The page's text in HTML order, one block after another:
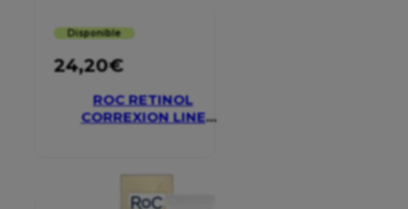
Disponible
24,20€
ROC RETINOL
CORREXION LINE